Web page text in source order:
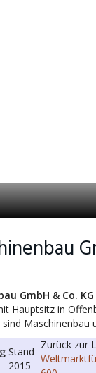
GmbH & Co. KG
Hauptsitz in
Maschinenbau
Stand
2015
Zurück zur